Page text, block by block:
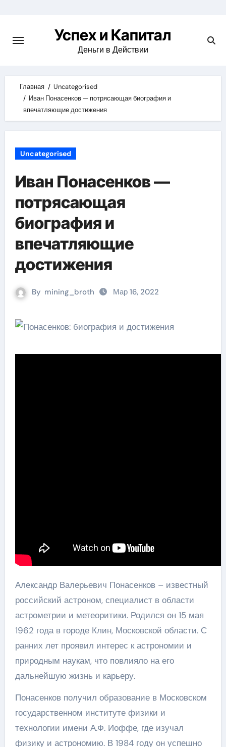
content
Успех и Капитал
Деньги в Действии
Главная
Uncategorised
Иван Понасенков — потрясающая биография и
впечатляющие достижения
Uncategorised
Иван Понасенков —
потрясающая
биография и
впечатляющие
достижения
By mining_broth Мар 16, 2022
Александр Валерьевич Понасенков – известный
российский астроном, специалист в области
астрометрии и метеоритики. Родился он 15 мая
1962 года в городе Клин, Московской области. С
ранних лет проявил интерес к астрономии и
природным наукам, что повлияло на его
дальнейшую жизнь и карьеру.
Понасенков получил образование в Московском
государственном институте физики и
технологии имени А.Ф. Иоффе, где изучал
физику и астрономию. В 1984 году он успешно